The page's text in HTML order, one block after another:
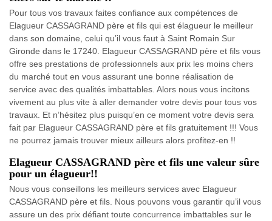
Pour tous vos travaux faites confiance aux compétences de
Elagueur CASSAGRAND père et fils qui est élagueur le meilleur
dans son domaine, celui qu’il vous faut à Saint Romain Sur
Gironde dans le 17240. Elagueur CASSAGRAND père et fils vous
offre ses prestations de professionnels aux prix les moins chers
du marché tout en vous assurant une bonne réalisation de
service avec des qualités imbattables. Alors nous vous incitons
vivement au plus vite à aller demander votre devis pour tous vos
travaux. Et n’hésitez plus puisqu’en ce moment votre devis sera
fait par Elagueur CASSAGRAND père et fils gratuitement !!! Vous
ne pourrez jamais trouver mieux ailleurs alors profitez-en !!
Elagueur CASSAGRAND père et fils une valeur sûre
pour un élagueur!!
Nous vous conseillons les meilleurs services avec Elagueur
CASSAGRAND père et fils. Nous pouvons vous garantir qu’il vous
assure un des prix défiant toute concurrence imbattables sur le